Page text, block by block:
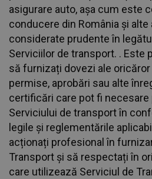
asigurare auto, așa cum este
conducere din România și
considerate prudente în
Serviciilor de transport. . Este
să furnizați dovezi ale
permise, aprobări sau alte
certificări care pot fi
Serviciului de transport în
legile și reglementările
acționați profesional în
Transport și să respectați în
care utilizează Serviciul de